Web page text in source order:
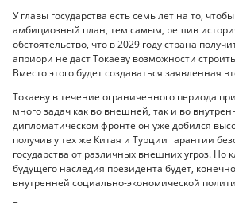
У главы государства есть семь лет на то,
амбициозный план, тем самым, решив
обстоятельство, что в 2029 году страна
априори не даст Токаеву возможности
Вместо этого будет создаваться заявленная
Токаеву в течение ограниченного периода
много задач как во внешней, так и во
дипломатическом фронте он уже добился
получив у тех же Китая и Турции гарантии
государства от различных внешних угроз. Но
будущего наследия президента будет,
внутренней социально-экономической